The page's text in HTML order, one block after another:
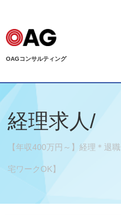
OAGコンサルティング
経理求人/
【年収400万円～】経理＊退
宅ワークOK】